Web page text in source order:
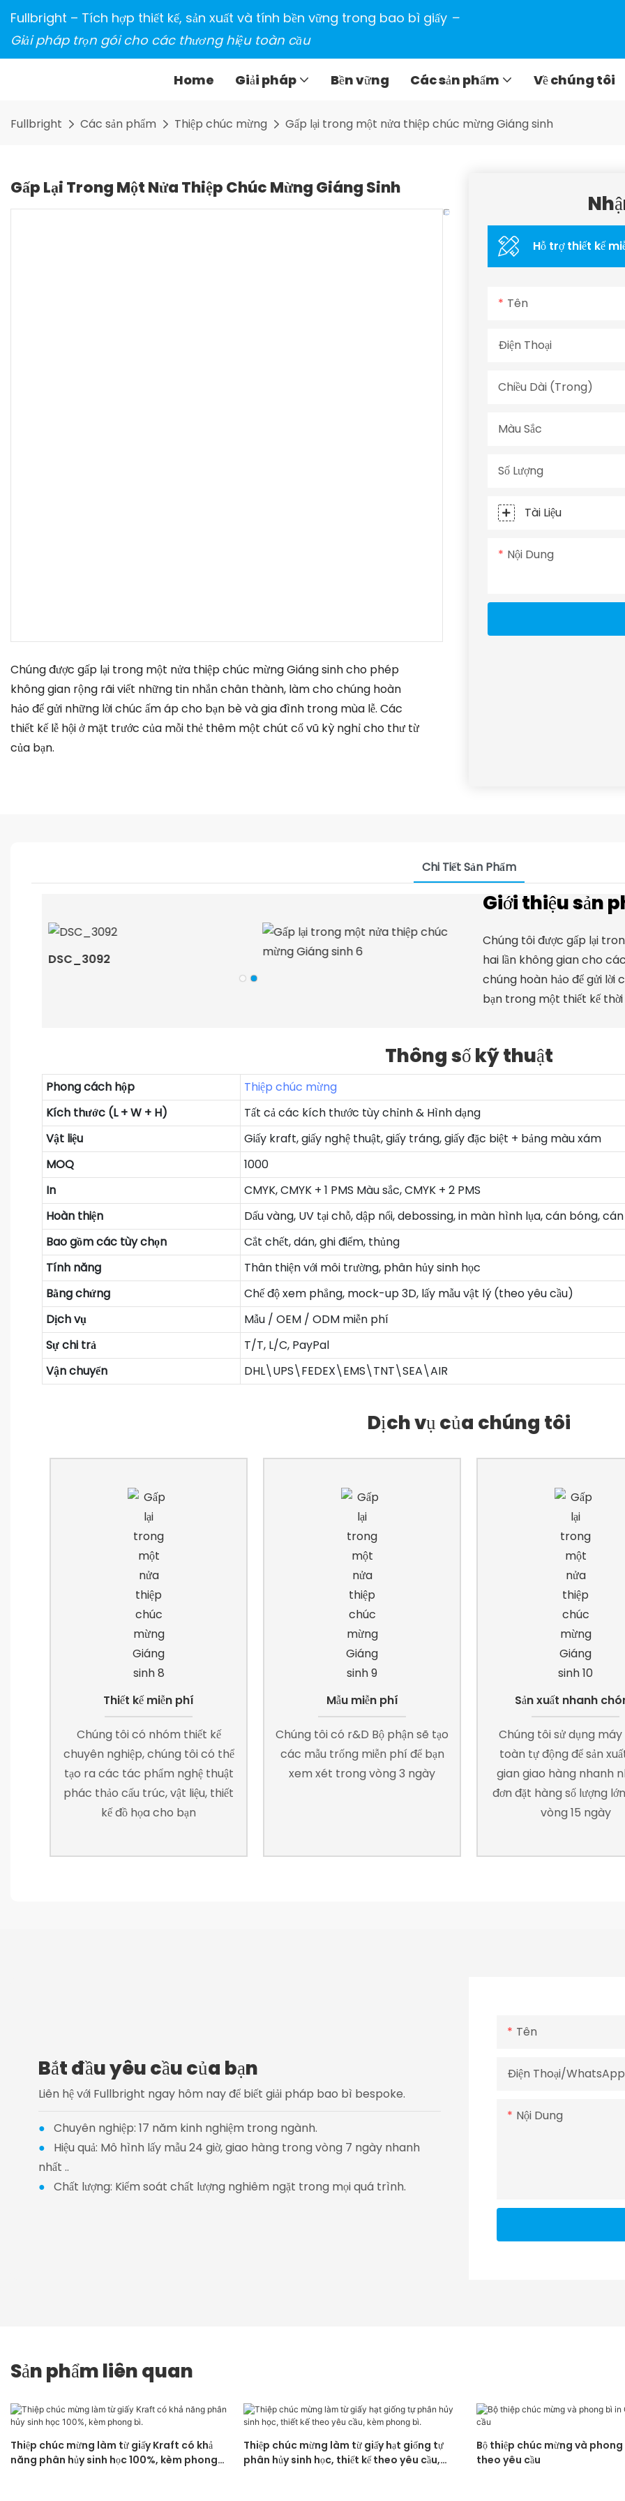
Fullbright – Tích hợp thiết kế, sản xuất và tính bền vững trong bao bì giấy –
Giải pháp trọn gói cho các thương hiệu toàn cầu
Home Giải pháp Bền vững Các sản phẩm Về chúng tôi
Fullbright Các sản phẩm Thiệp chúc mừng Gấp lại trong một nửa thiệp chúc mừng Giáng sinh
Gấp Lại Trong Một Nửa Thiệp Chúc Mừng Giáng Sinh
Chúng được gấp lại trong một nửa thiệp chúc mừng Giáng sinh cho phép
không gian rộng rãi viết những tin nhắn chân thành, làm cho chúng hoàn
hảo để gửi những lời chúc ấm áp cho bạn bè và gia đình trong mùa lễ. Các
thiết kế lễ hội ở mặt trước của mỗi thẻ thêm một chút cổ vũ kỳ nghỉ cho thư từ
của bạn.
Hỗ trợ thiết kế
Tên
Điện Thoại
Chiều Dài (trong)
Màu Sắc
Số Lượng
Tài Liệu
Nội Dung
Chi Tiết Sản Phẩm
DSC_3092 DSC_3092
Giới thiệu sản
Chúng tôi được gấp lại
hai lần không gian cho
chúng hoàn hảo để gửi lời
bạn trong một thiết kế
Thông số kỹ thuật
Phong cách hộp
Thiệp chúc mừng
Kích thước (L + W + H)
Tất cả các kích thước tùy chỉnh & Hình dạng
Vật liệu
Giấy kraft, giấy nghệ thuật, giấy tráng, giấy đặc biệt + bảng màu xám
MOQ
1000
In
CMYK, CMYK + 1 PMS Màu sắc, CMYK + 2 PMS
Hoàn thiện
Dấu vàng, UV tại chỗ, dập nổi, debossing, in màn hình lụa, cán bóng,
Bao gồm các tùy chọn
Cắt chết, dán, ghi điểm, thủng
Tính năng
Thân thiện với môi trường, phân hủy sinh học
Bằng chứng
Chế độ xem phẳng, mock-up 3D, lấy mẫu vật lý (theo yêu cầu)
Dịch vụ
Mẫu / OEM / ODM miễn phí
Sự chi trả
T/T, L/C, PayPal
Vận chuyển
DHL\UPS\FEDEX\EMS\TNT\SEA\AIR
Dịch vụ của chúng tôi
Thiết kế miễn phí
Chúng tôi có nhóm thiết kế
chuyên nghiệp, chúng tôi có thể
tạo ra các tác phẩm nghệ thuật
phác thảo cấu trúc, vật liệu, thiết
kế đồ họa cho bạn
Mẫu miễn phí
Chúng tôi có r&D Bộ phận sẽ tạo
các mẫu trống miễn phí để bạn
xem xét trong vòng 3 ngày
Sản xuất nhanh
Chúng tôi sử dụng
toàn tự động để sản
gian giao hàng nhanh
đơn đặt hàng số lượng
vòng 15 ngày
Bắt đầu yêu cầu của bạn
Liên hệ với Fullbright ngay hôm nay để biết giải pháp bao bì bespoke.
● Chuyên nghiệp: 17 năm kinh nghiệm trong ngành.
●
Hiệu quả: Mô hình lấy mẫu 24 giờ, giao hàng trong vòng 7 ngày nhanh
nhất ..
● Chất lượng: Kiểm soát chất lượng nghiêm ngặt trong mọi quá trình.
Tên
Điện Thoại/WhatsApp
Nội Dung
Sản phẩm liên quan
Thiệp chúc mừng làm từ giấy Kraft có khả
năng phân hủy sinh học 100%, kèm phong
Thiệp chúc mừng làm từ giấy hạt giống tự
phân hủy sinh học, thiết kế theo yêu cầu,
Bộ thiệp chúc mừng và phong
theo yêu cầu